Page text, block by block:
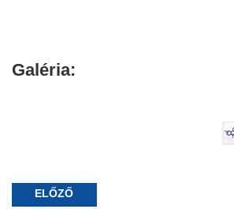
Galéria:
ELŐZŐ